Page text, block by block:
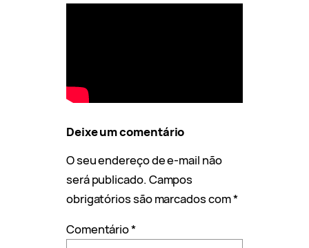
Deixe um comentário
O seu endereço de e-mail não
será publicado. Campos
obrigatórios são marcados com*
Comentário*